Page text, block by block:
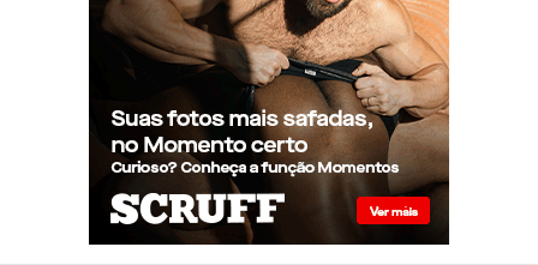
Gay de 62 anos relembra
quando, aos 15, foi garoto de
programa por quatro meses
sem saber: “Idiotice da minha
parte”